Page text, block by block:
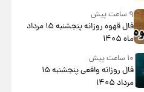
۹ ساعت پیش
فال قهوه روزانه پنجشنبه ۱۵ مرداد
ماه ۱۴۰۵
۱۰ ساعت پیش
فال روزانه واقعی پنجشنبه ۱۵
مرداد ۱۴۰۵